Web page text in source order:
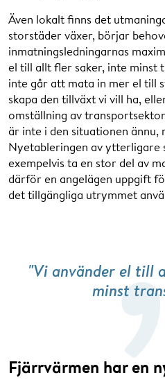
Även lokalt finns det
storstäder växer, börjar
inmatningsledningarnas
el till allt fler saker, inte minst
inte går att mata in mer el till
skapa den tillväxt vi vill ha,
omställning av
är inte i den situationen ännu,
Nyetableringen av ytterligare
exempelvis ta en stor del av
därför en angelägen uppgift
det tillgängliga utrymmet
"Vi använder el till
minst
Fjärrvärmen har en